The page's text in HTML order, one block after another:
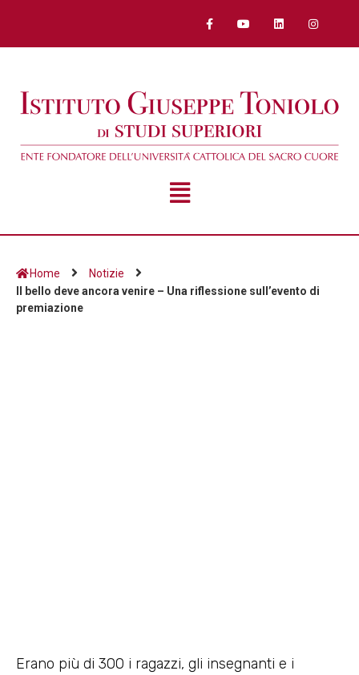
Home
Notizie
Il bello deve ancora venire – Una riflessione sull’evento di
premiazione
Erano più di 300 i ragazzi, gli insegnanti e i